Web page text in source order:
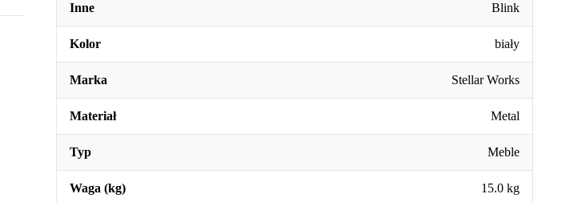
Inne Blink
Kolor biały
Marka Stellar Works
Materiał Metal
Typ Meble
Waga (kg) 15.0 kg